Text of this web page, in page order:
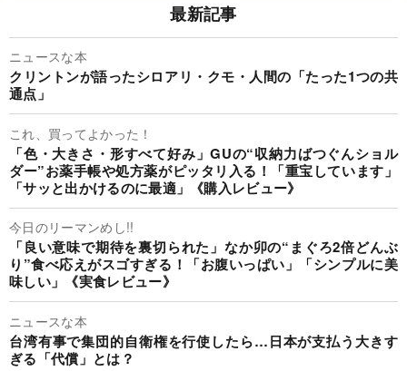
最新記事
ニュースな本
クリントンが語ったシロアリ・クモ・人間の「たった1つの共
通点」
これ、買ってよかった！
「色・大きさ・形すべて好み」GUの“収納力ばつぐんショル
ダー”お薬手帳や処方薬がピッタリ入る！「重宝しています」
「サッと出かけるのに最適」《購入レビュー》
今日のリーマンめし!!
「良い意味で期待を裏切られた」なか卯の“まぐろ2倍どんぶ
り”食べ応えがスゴすぎる！「お腹いっぱい」「シンプルに美
味しい」《実食レビュー》
ニュースな本
台湾有事で集団的自衛権を行使したら…日本が支払う大きす
ぎる「代償」とは？